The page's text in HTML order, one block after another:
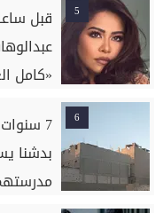
5
قبل
«كامل
6
7